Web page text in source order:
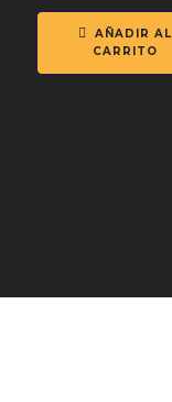
AÑADIR AL
CARRITO